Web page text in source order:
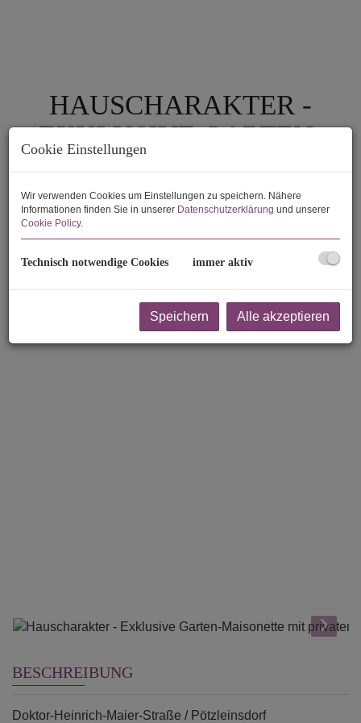
HAUSCHARAKTER -
EXKLUSIVE GARTEN-
MAISONETTE MIT
PRIVATEM POOL UND
EIGENEM ZUGANG
BESCHREIBUNG
Doktor-Heinrich-Maier-Straße / Pötzleinsdorf
Cookie Einstellungen
Wir verwenden Cookies um Einstellungen zu speichern. Nähere
Informationen finden Sie in unserer Datenschutzerklärung und unserer
Cookie Policy.
Technisch notwendige Cookies immer aktiv
Speichern Alle akzeptieren